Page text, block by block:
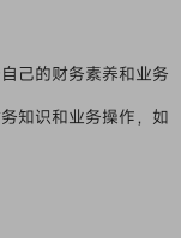
己的财务素养和业务
知识和业务操作，如